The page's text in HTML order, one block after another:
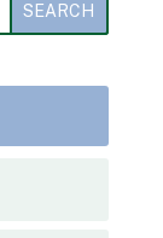
SEARCH